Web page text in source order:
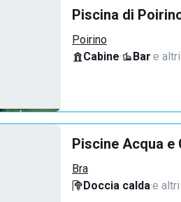
Piscina di
Poirino
Cabine· Bar·e
Piscine Acqua e
Bra
Doccia calda·e